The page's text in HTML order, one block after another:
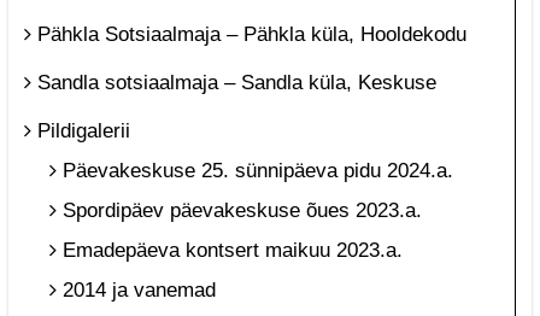
Pähkla Sotsiaalmaja – Pähkla küla, Hooldekodu
Sandla sotsiaalmaja – Sandla küla, Keskuse
Pildigalerii
Päevakeskuse 25. sünnipäeva pidu 2024.a.
Spordipäev päevakeskuse õues 2023.a.
Emadepäeva kontsert maikuu 2023.a.
2014 ja vanemad